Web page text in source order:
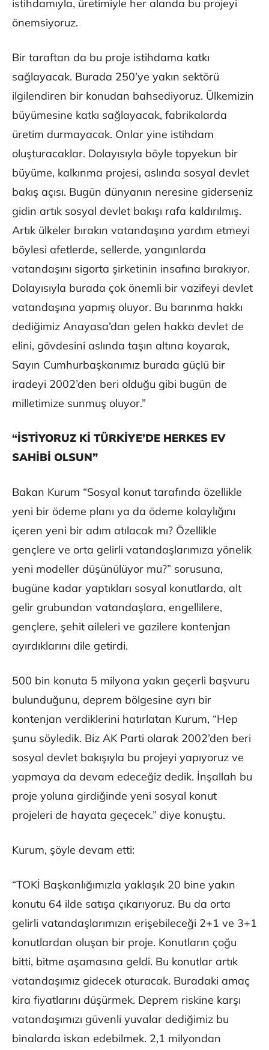
istihdamıyla, üretimiyle her alanda bu projeyi
önemsiyoruz.
Bir taraftan da bu proje istihdama katkı
sağlayacak. Burada 250’ye yakın sektörü
ilgilendiren bir konudan bahsediyoruz. Ülkemizin
büyümesine katkı sağlayacak, fabrikalarda
üretim durmayacak. Onlar yine istihdam
oluşturacaklar. Dolayısıyla böyle topyekun bir
büyüme, kalkınma projesi, aslında sosyal devlet
bakış açısı. Bugün dünyanın neresine giderseniz
gidin artık sosyal devlet bakışı rafa kaldırılmış.
Artık ülkeler bırakın vatandaşına yardım etmeyi
böylesi afetlerde, sellerde, yangınlarda
vatandaşını sigorta şirketinin insafına bırakıyor.
Dolayısıyla burada çok önemli bir vazifeyi devlet
vatandaşına yapmış oluyor. Bu barınma hakkı
dediğimiz Anayasa’dan gelen hakka devlet de
elini, gövdesini aslında taşın altına koyarak,
Sayın Cumhurbaşkanımız burada güçlü bir
iradeyi 2002’den beri olduğu gibi bugün de
milletimize sunmuş oluyor.”
“İSTİYORUZ Kİ TÜRKİYE’DE HERKES EV
SAHİBİ OLSUN”
Bakan Kurum “Sosyal konut tarafında özellikle
yeni bir ödeme planı ya da ödeme kolaylığını
içeren yeni bir adım atılacak mı? Özellikle
gençlere ve orta gelirli vatandaşlarımıza yönelik
yeni modeller düşünülüyor mu?” sorusuna,
bugüne kadar yaptıkları sosyal konutlarda, alt
gelir grubundan vatandaşlara, engellilere,
gençlere, şehit aileleri ve gazilere kontenjan
ayırdıklarını dile getirdi.
500 bin konuta 5 milyona yakın geçerli başvuru
bulunduğunu, deprem bölgesine ayrı bir
kontenjan verdiklerini hatırlatan Kurum, “Hep
şunu söyledik. Biz AK Parti olarak 2002’den beri
sosyal devlet bakışıyla bu projeyi yapıyoruz ve
yapmaya da devam edeceğiz dedik. İnşallah bu
proje yoluna girdiğinde yeni sosyal konut
projeleri de hayata geçecek.” diye konuştu.
Kurum, şöyle devam etti:
“TOKİ Başkanlığımızla yaklaşık 20 bine yakın
konutu 64 ilde satışa çıkarıyoruz. Bu da orta
gelirli vatandaşlarımızın erişebileceği 2+1 ve 3+1
konutlardan oluşan bir proje. Konutların çoğu
bitti, bitme aşamasına geldi. Bu konutlar artık
vatandaşımız gidecek oturacak. Buradaki amaç
kira fiyatlarını düşürmek. Deprem riskine karşı
vatandaşımızı güvenli yuvalar dediğimiz bu
binalarda iskan edebilmek. 2,1 milyondan